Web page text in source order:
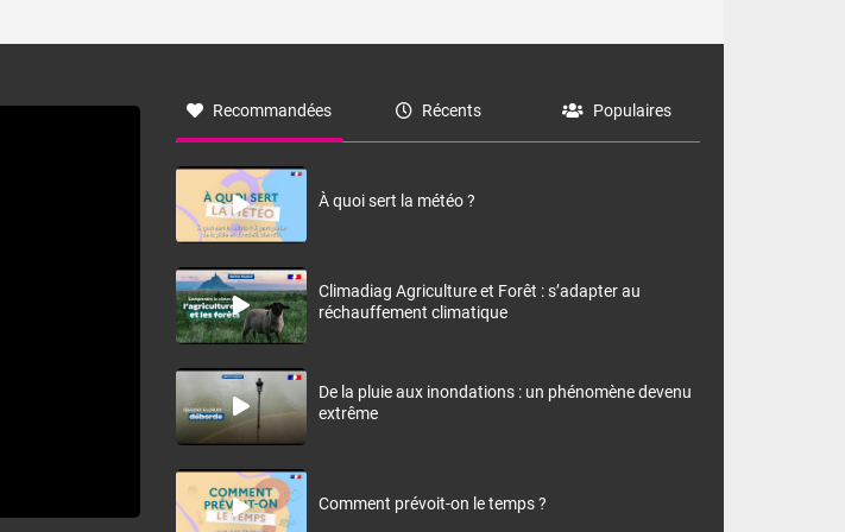
qui part du Roussillon à la
régions montagneuses d’où
Recommandées Récents Populaires
À quoi sert la météo ?
Climadiag Agriculture et Forêt : s’adapter au
réchauffement climatique
De la pluie aux inondations : un phénomène devenu
extrême
Comment prévoit-on le temps ?